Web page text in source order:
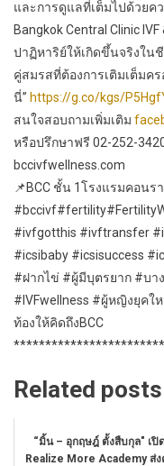
และการดูแลที่เต็มไปด้วยค
Bangkok Central Clinic
ปาฏิหาริย์ให้เกิดขึ้นจริงใ
คู่สมรสที่ต้องการเติมเต็มค
นี่” https://g.co/kgs/
สนใจสอบถามเพิ่มเติม
หรือปรึกษาฟรี 02-252-
bccivfwellness.com
📌BCC ชั้น 1โรงแรมคอนร
#bccivf
#ivfgotthis #ivftransfer
#icsibaby #icsisuccess
#ฝากไข่ #ผู้มีบุตรยาก #บา
#IVFwellness #ผู้หญิงยุคใ
ท้องให้คิดถึงBCC
Related
“มิ้น – อุกฤษฎ์ ตั้งสืบกุล" เปิ
Realize More Academy ส่ง